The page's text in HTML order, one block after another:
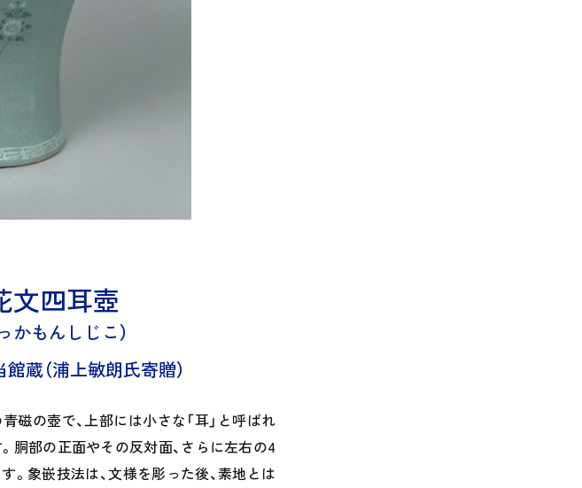
文四耳壺
かもんしじこ
館蔵（浦上敏朗氏寄贈）
の壺で、上部には小さな「耳」と呼ばれ
胴部の正面やその反対面、さらに左右の4
象嵌技法は、文様を彫った後、素地とは